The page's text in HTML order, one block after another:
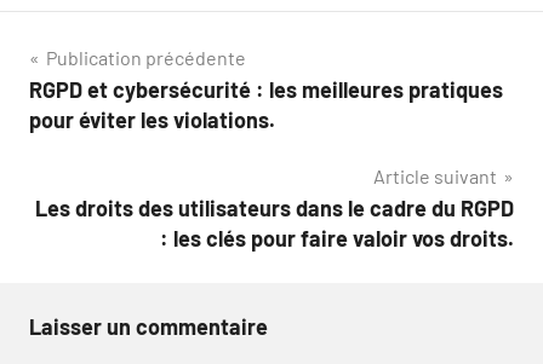
Navigation
de
Publication précédente
RGPD et cybersécurité : les meilleures pratiques
pour éviter les violations.
Article suivant
Les droits des utilisateurs dans le cadre du RGPD
: les clés pour faire valoir vos droits.
Laisser un commentaire